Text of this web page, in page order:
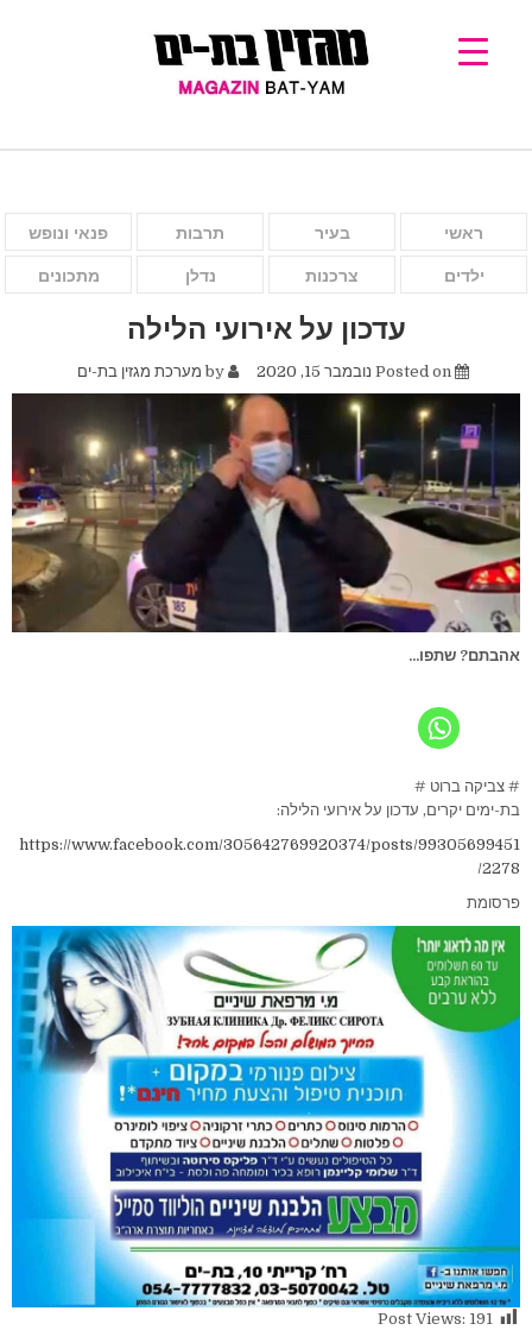
ראשי בעיר תרבות פנאי ונופש
ילדים צרכנות נדלן מתכונים
עדכון על אירועי הלילה
נובמבר 15, 2020 מערכת מגזין בת-ים
אהבתם? שתפו...
# צביקה ברוט #
בת-ימים יקרים, עדכון על אירועי הלילה:
https://www.facebook.com/305642769920374/posts/99305699451
2278/
פרסומת
Post Views: 191